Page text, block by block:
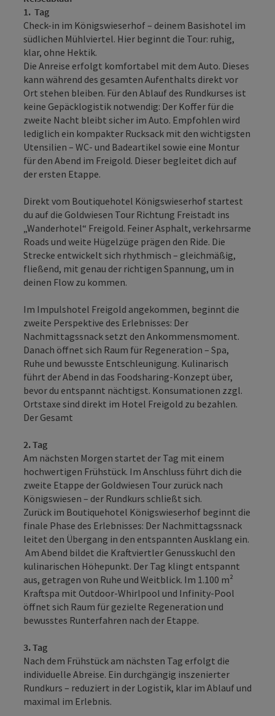
1. Tag
Check-in im Königswieserhof – deinem Basishotel im
südlichen Mühlviertel. Hier beginnt die Tour: ruhig,
klar, ohne Hektik.
Die Anreise erfolgt komfortabel mit dem Auto. Dieses
kann während des gesamten Aufenthalts direkt vor
Ort stehen bleiben. Für den Ablauf des Rundkurses ist
keine Gepäcklogistik notwendig: Der Koffer für die
zweite Nacht bleibt sicher im Auto. Empfohlen wird
lediglich ein kompakter Rucksack mit den wichtigsten
Utensilien – WC- und Badeartikel sowie eine Montur
für den Abend im Freigold. Dieser begleitet dich auf
der ersten Etappe.
Direkt vom Boutiquehotel Königswieserhof startest
du auf die Goldwiesen Tour Richtung Freistadt ins
„Wanderhotel“ Freigold. Feiner Asphalt, verkehrsarme
Roads und weite Hügelzüge prägen den Ride. Die
Strecke entwickelt sich rhythmisch – gleichmäßig,
fließend, mit genau der richtigen Spannung, um in
deinen Flow zu kommen.
Im Impulshotel Freigold angekommen, beginnt die
zweite Perspektive des Erlebnisses: Der
Nachmittagssnack setzt den Ankommensmoment.
Danach öffnet sich Raum für Regeneration – Spa,
Ruhe und bewusste Entschleunigung. Kulinarisch
führt der Abend in das Foodsharing-Konzept über,
bevor du entspannt nächtigst. Konsumationen zzgl.
Ortstaxe sind direkt im Hotel Freigold zu bezahlen.
Der Gesamt
2. Tag
Am nächsten Morgen startet der Tag mit einem
hochwertigen Frühstück. Im Anschluss führt dich die
zweite Etappe der Goldwiesen Tour zurück nach
Königswiesen – der Rundkurs schließt sich.
Zurück im Boutiquehotel Königswieserhof beginnt die
finale Phase des Erlebnisses: Der Nachmittagssnack
leitet den Übergang in den entspannten Ausklang ein.
Am Abend bildet die Kraftviertler Genusskuchl den
kulinarischen Höhepunkt. Der Tag klingt entspannt
aus, getragen von Ruhe und Weitblick. Im 1.100 m²
Kraftspa mit Outdoor-Whirlpool und Infinity-Pool
öffnet sich Raum für gezielte Regeneration und
bewusstes Runterfahren nach der Etappe.
3. Tag
Nach dem Frühstück am nächsten Tag erfolgt die
individuelle Abreise. Ein durchgängig inszenierter
Rundkurs – reduziert in der Logistik, klar im Ablauf und
maximal im Erlebnis.